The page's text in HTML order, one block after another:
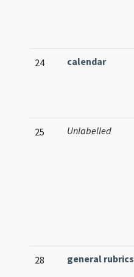
24 calendar
25 Unlabelled
28 general rubrics